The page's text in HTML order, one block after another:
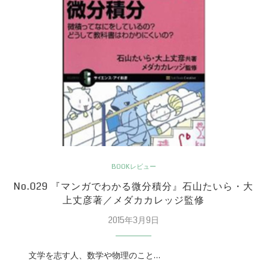
BOOKレビュー
No.029 『マンガでわかる微分積分』石山たいら・大
上丈彦著／メダカカレッジ監修
2015年3月9日
文学を志す人、数学や物理のこと…